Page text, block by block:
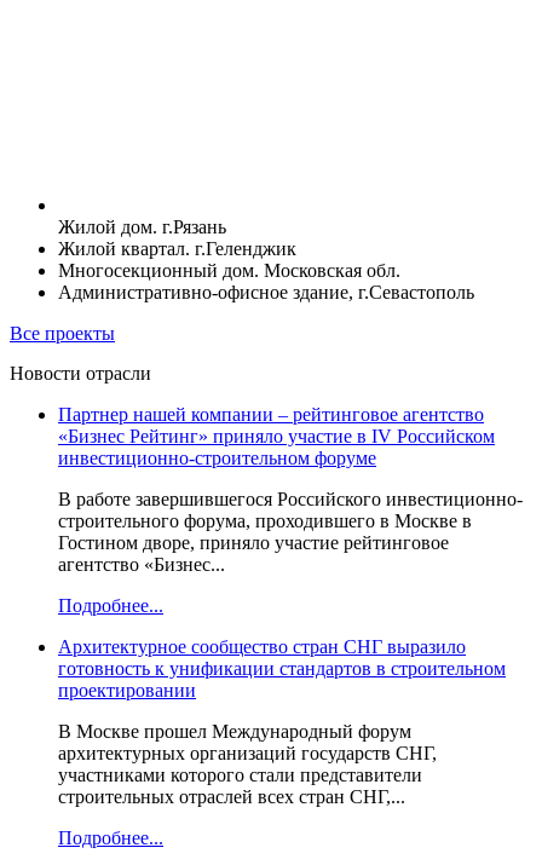
Жилой дом. г.Рязань
Жилой квартал. г.Геленджик
Многосекционный дом. Московская обл.
Административно-офисное здание, г.Севастополь
Все проекты
Новости отрасли
Партнер нашей компании – рейтинговое агентство
«Бизнес Рейтинг» приняло участие в IV Российском
инвестиционно-строительном форуме
В работе завершившегося Российского инвестиционно-
строительного форума, проходившего в Москве в
Гостином дворе, приняло участие рейтинговое
агентство «Бизнес...
Подробнее...
Архитектурное сообщество стран СНГ выразило
готовность к унификации стандартов в строительном
проектировании
В Москве прошел Международный форум
архитектурных организаций государств СНГ,
участниками которого стали представители
строительных отраслей всех стран СНГ,...
Подробнее...